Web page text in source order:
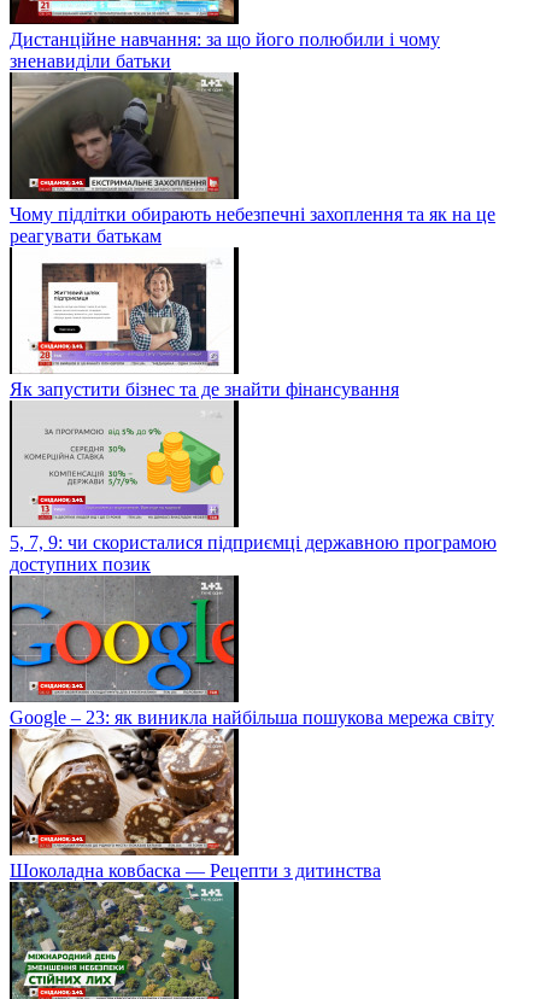
Дистанційне навчання: за що його полюбили і чому
зненавиділи батьки
Чому підлітки обирають небезпечні захоплення та як на це
реагувати батькам
Як запустити бізнес та де знайти фінансування
5, 7, 9: чи скористалися підприємці державною програмою
доступних позик
Google – 23: як виникла найбільша пошукова мережа світу
Шоколадна ковбаска — Рецепти з дитинства